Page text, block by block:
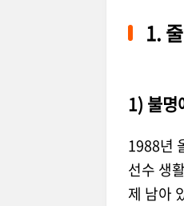
1.
1) 불명
1988년
선수 생
제 남아